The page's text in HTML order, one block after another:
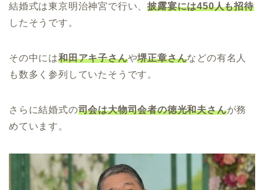
結婚式は東京明治神宮で行い、披露宴には450人も招待
したそうです。
その中には和田アキ子さんや堺正章さんなどの有名人
も数多く参列していたそうです。
さらに結婚式の司会は大物司会者の徳光和夫さんが務
めています。